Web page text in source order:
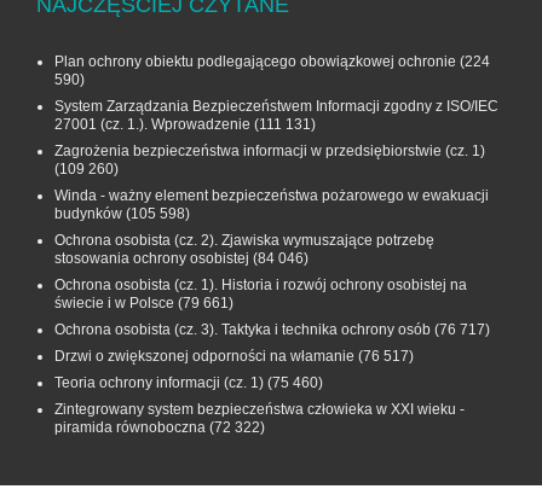
NAJCZĘŚCIEJ CZYTANE
Plan ochrony obiektu podlegającego obowiązkowej ochronie (224
590)
System Zarządzania Bezpieczeństwem Informacji zgodny z ISO/IEC
27001 (cz. 1.). Wprowadzenie (111 131)
Zagrożenia bezpieczeństwa informacji w przedsiębiorstwie (cz. 1)
(109 260)
Winda - ważny element bezpieczeństwa pożarowego w ewakuacji
budynków (105 598)
Ochrona osobista (cz. 2). Zjawiska wymuszające potrzebę
stosowania ochrony osobistej (84 046)
Ochrona osobista (cz. 1). Historia i rozwój ochrony osobistej na
świecie i w Polsce (79 661)
Ochrona osobista (cz. 3). Taktyka i technika ochrony osób (76 717)
Drzwi o zwiększonej odporności na włamanie (76 517)
Teoria ochrony informacji (cz. 1) (75 460)
Zintegrowany system bezpieczeństwa człowieka w XXI wieku -
piramida równoboczna (72 322)